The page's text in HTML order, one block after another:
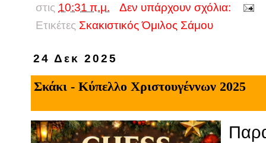
στις 10:31 π.μ.
Δεν υπάρχουν σχόλια:
Ετικέτες Σκακιστικός Όμιλος Σάμου
24 Δεκ 2025
Σκάκι - Κύπελλο Χριστουγέννων 2025